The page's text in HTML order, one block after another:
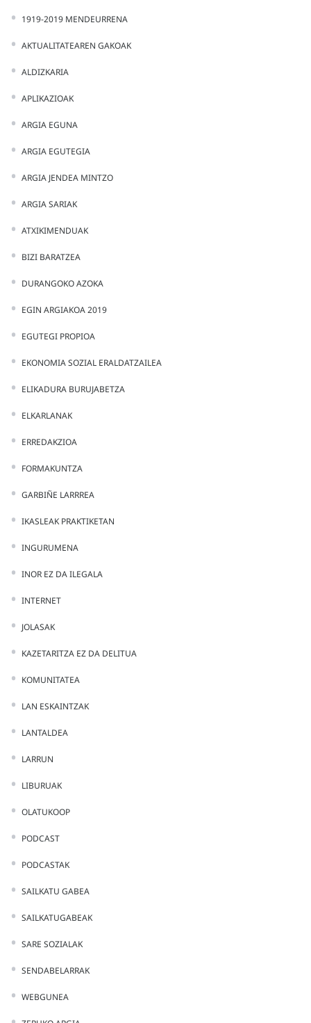
1919-2019 MENDEURRENA
AKTUALITATEAREN GAKOAK
ALDIZKARIA
APLIKAZIOAK
ARGIA EGUNA
ARGIA EGUTEGIA
ARGIA JENDEA MINTZO
ARGIA SARIAK
ATXIKIMENDUAK
BIZI BARATZEA
DURANGOKO AZOKA
EGIN ARGIAKOA 2019
EGUTEGI PROPIOA
EKONOMIA SOZIAL ERALDATZAILEA
ELIKADURA BURUJABETZA
ELKARLANAK
ERREDAKZIOA
FORMAKUNTZA
GARBIÑE LARRREA
IKASLEAK PRAKTIKETAN
INGURUMENA
INOR EZ DA ILEGALA
INTERNET
JOLASAK
KAZETARITZA EZ DA DELITUA
KOMUNITATEA
LAN ESKAINTZAK
LANTALDEA
LARRUN
LIBURUAK
OLATUKOOP
PODCAST
PODCASTAK
SAILKATU GABEA
SAILKATUGABEAK
SARE SOZIALAK
SENDABELARRAK
WEBGUNEA